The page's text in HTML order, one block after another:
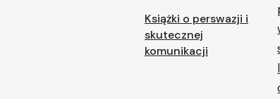
Książki o perswazji i
skutecznej
komunikacji